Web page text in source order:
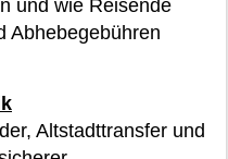
und wie Reisende
Abhebegebühren
Altstadttransfer und